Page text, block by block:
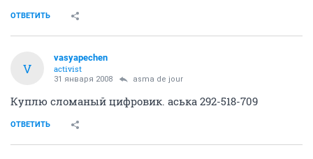
ОТВЕТИТЬ
V
vasyapechen
activist
31 января 2008 asma de jour
Куплю сломаный цифровик. аська 292-518-709
ОТВЕТИТЬ